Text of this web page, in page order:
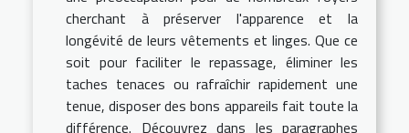
cherchant à préserver l'apparence et la
longévité de leurs vêtements et linges. Que ce
soit pour faciliter le repassage, éliminer les
taches tenaces ou rafraîchir rapidement une
tenue, disposer des bons appareils fait toute la
différence. Découvrez dans les paragraphes